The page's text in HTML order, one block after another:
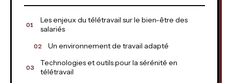
Les enjeux du télétravail sur le bien-être des
salariés
Un environnement de travail adapté
Technologies et outils pour la sérénité en
télétravail